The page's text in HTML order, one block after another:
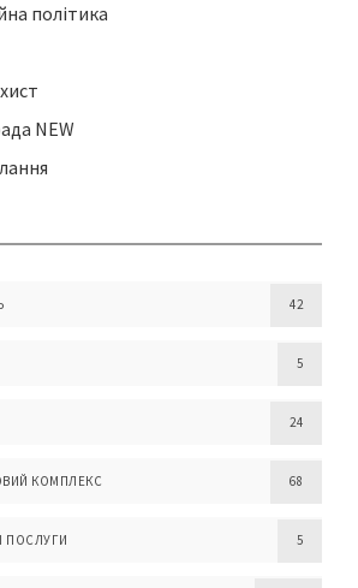
політика
NEW
42
5
24
КОМПЛЕКС 68
ПОСЛУГИ 5